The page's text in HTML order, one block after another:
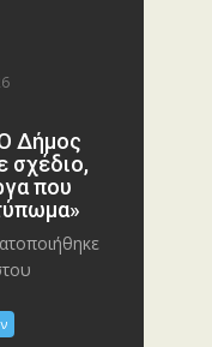
Δήμος
σχέδιο,
που